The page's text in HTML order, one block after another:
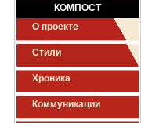
КОМПОСТ
О проекте
Стили
Хроника
Коммуникации